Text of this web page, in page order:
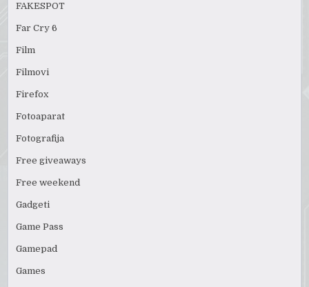
FAKESPOT
Far Cry 6
Film
Filmovi
Firefox
Fotoaparat
Fotografija
Free giveaways
Free weekend
Gadgeti
Game Pass
Gamepad
Games